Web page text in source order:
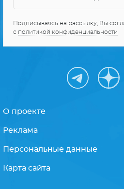
Подписываясь на рассылку, Вы
с политикой конфиденциальности
О проекте
Реклама
Персональные данные
Карта сайта